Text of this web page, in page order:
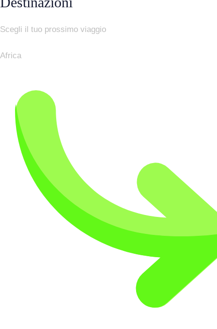
Scegli il tuo prossimo viaggio
Africa